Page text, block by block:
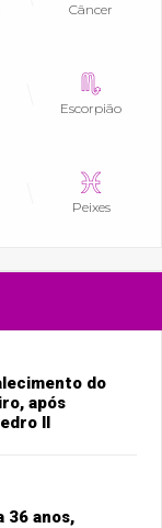
Câncer
Escorpião
Peixes
do
após
II
36 anos,